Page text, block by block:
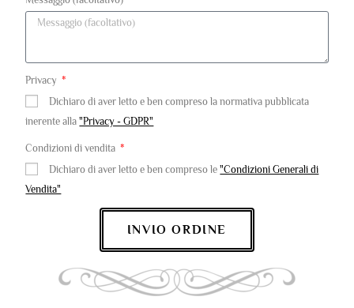
Privacy
Dichiaro di aver letto e ben compreso la normativa pubblicata
inerente alla"Privacy - GDPR"
Condizioni di vendita
Dichiaro di aver letto e ben compreso le"Condizioni Generali di
Vendita"
INVIO ORDINE